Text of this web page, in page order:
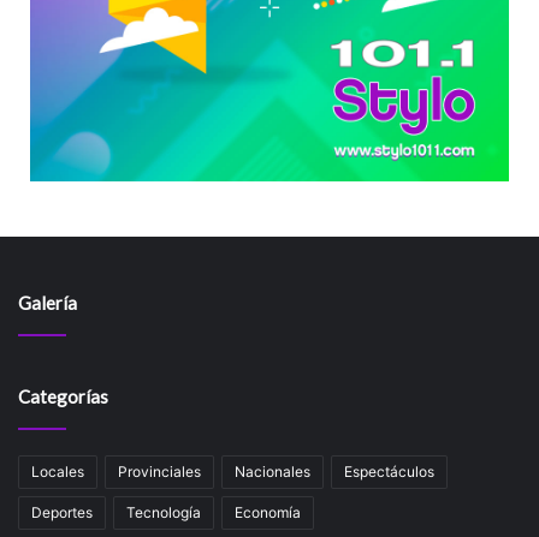
Galería
Categorías
Locales Provinciales Nacionales Espectáculos
Deportes Tecnología Economía